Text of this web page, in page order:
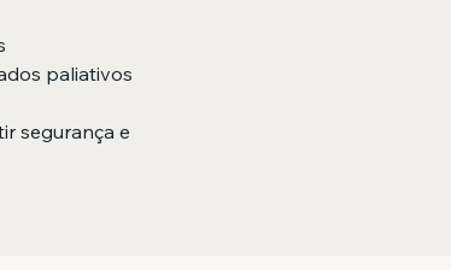
paliativos
segurança e